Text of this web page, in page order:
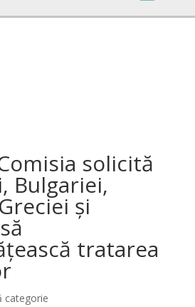
solicită
Bulgariei,
și
tratarea
categorie